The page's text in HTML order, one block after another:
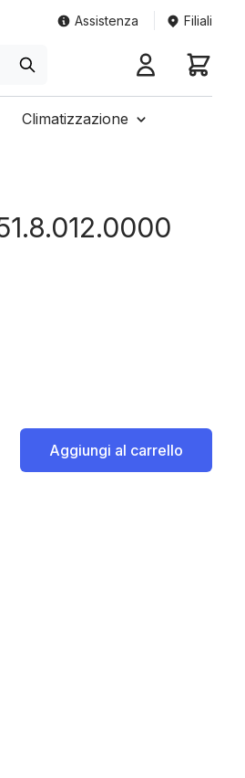
Assistenza Filiali
Climatizzazione
Aggiungi al carrello